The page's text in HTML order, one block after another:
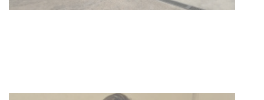
Tacuarembó permitió recuperar en
NOTICIAS